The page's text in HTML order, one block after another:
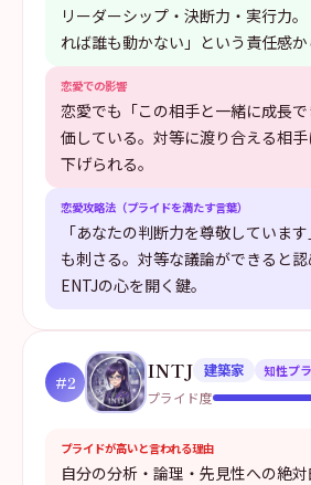
リーダーシップ・決断力・実行力
れば誰も動かない」という責任感か
恋愛での影響
恋愛でも「この相手と一緒に成長
価している。対等に渡り合える相
下げられる。
恋愛攻略法（プライドを満たす言葉）
「あなたの判断力を尊敬していま
も刺さる。対等な議論ができると
ENTJの心を開く鍵。
#2 INTJ 建築家
知性プ
プライド度
プライドが高いと言われる理由
自分の分析・論理・先見性への絶